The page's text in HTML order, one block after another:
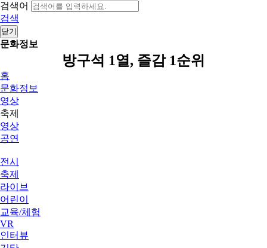
검색어
검색
닫기
문화정보
방구석 1열, 즐감 1순위
홈
문화정보
영상
축제
영상
공연
전시
축제
라이브
어린이
교육/체험
VR
인터뷰